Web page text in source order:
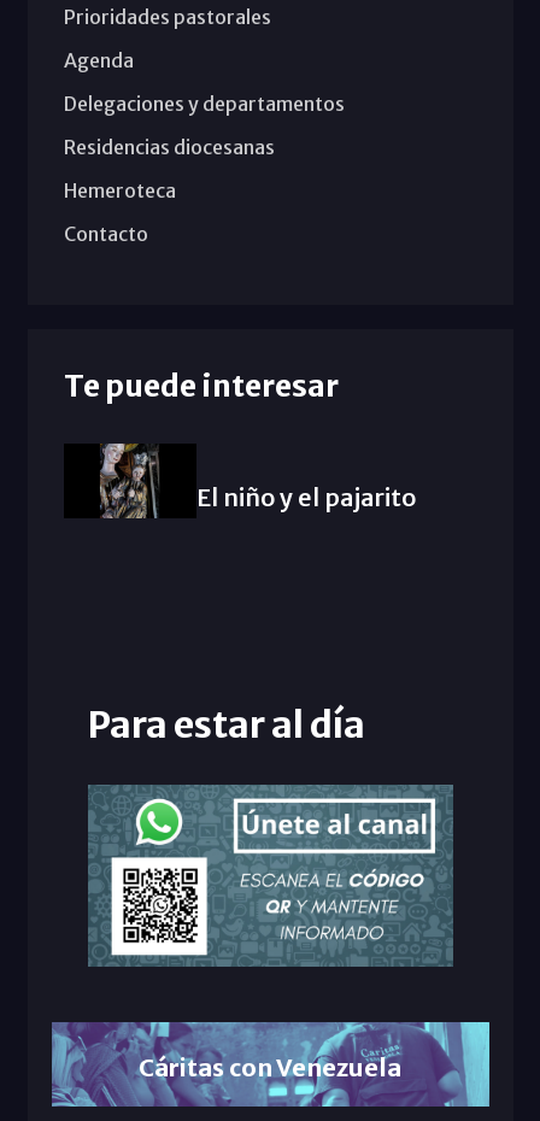
Prioridades pastorales
Agenda
Delegaciones y departamentos
Residencias diocesanas
Hemeroteca
Contacto
Te puede interesar
El niño y el pajarito
Para estar al día
Cáritas con Venezuela